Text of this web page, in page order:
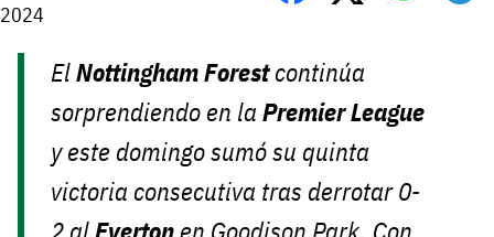
2024
ElNottingham Forestcontinúa
sorprendiendo en laPremier League
y este domingo sumó su quinta
victoria consecutiva tras derrotar 0-